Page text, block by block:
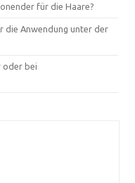
für die Haare?
die Anwendung unter der
oder bei